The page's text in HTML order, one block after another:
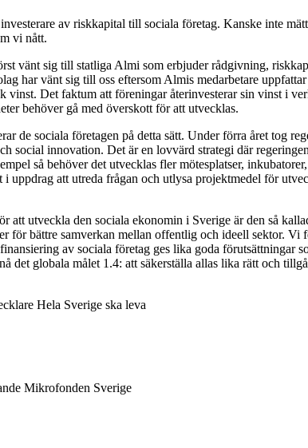
av riskkapital till sociala företag. Kanske inte
vi nått.
vänt sig till statliga Almi som erbjuder rådgivning,
har vänt sig till oss eftersom Almis medarbetare uppfattar
Det faktum att föreningar återinvesterar sin vinst i
behöver gå med överskott för att utvecklas.
de sociala företagen på detta sätt. Under förra året tog
social innovation. Det är en lovvärd strategi där
så behöver det utvecklas fler mötesplatser,
uppdrag att utreda frågan och utlysa projektmedel för
att utveckla den sociala ekonomin i Sverige är den så
för bättre samverkan mellan offentlig och ideell sektor. Vi
av sociala företag ges lika goda förutsättningar
det globala målet 1.4: att säkerställa allas lika rätt och
Hela Sverige ska leva
Mikrofonden Sverige